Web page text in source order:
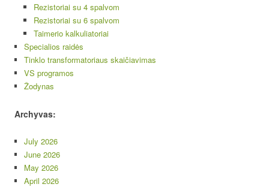
Rezistoriai su 4 spalvom
Rezistoriai su 6 spalvom
Taimerio kalkuliatoriai
Specialios raidės
Tinklo transformatoriaus skaičiavimas
VS programos
Žodynas
Archyvas:
July 2026
June 2026
May 2026
April 2026